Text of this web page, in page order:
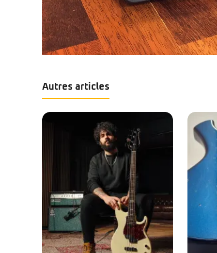
Hagstrom
Music Man
Prodipe
Autres articles